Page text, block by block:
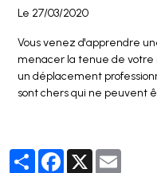
Le 27/03/2020
Vous venez d'apprendre
menacer la tenue de
un déplacement
sont chers qui ne peuvent
PartagerFacebook
X